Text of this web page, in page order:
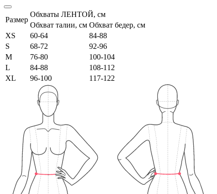
Размер
Обхваты ЛЕНТОЙ, см
Обхват талии, см Обхват бедер, см
XS
60-64
84-88
S
68-72
92-96
M
76-80
100-104
L
84-88
108-112
XL
96-100 117-122